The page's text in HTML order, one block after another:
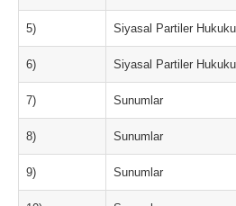
5) Siyasal Partiler Hukuku
6) Siyasal Partiler Hukuku
7) Sunumlar
8) Sunumlar
9) Sunumlar